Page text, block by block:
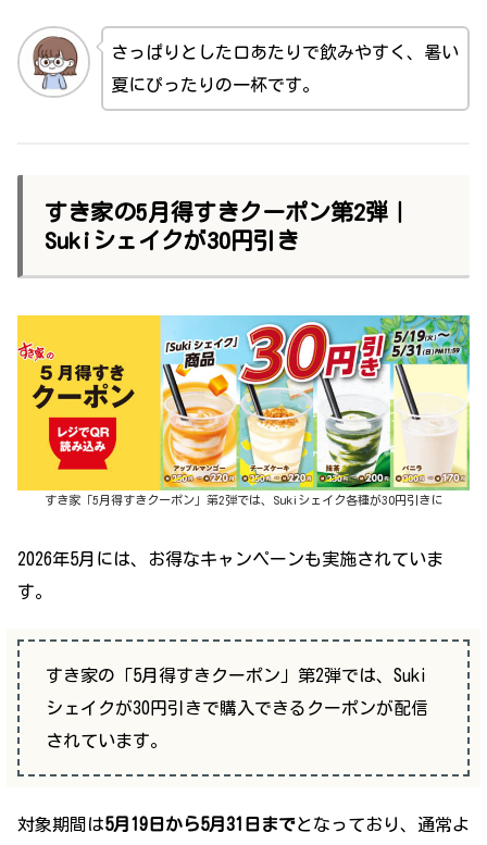
さっぱりとした口あたりで飲みやすく、暑い
夏にぴったりの一杯です。
すき家の5月得すきクーポン第2弾｜
Sukiシェイクが30円引き
すき家「5月得すきクーポン」第2弾では、Sukiシェイク各種が30円引きに
2026年5月には、お得なキャンペーンも実施されていま
す。
すき家の「5月得すきクーポン」第2弾では、Suki
シェイクが30円引きで購入できるクーポンが配信
されています。
対象期間は5月19日から5月31日までとなっており、通常よ